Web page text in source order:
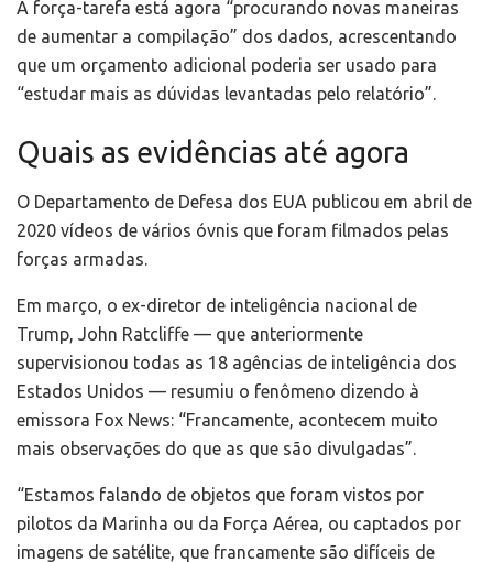
A força-tarefa está agora “procurando novas maneiras
de aumentar a compilação” dos dados, acrescentando
que um orçamento adicional poderia ser usado ​​para
“estudar mais as dúvidas levantadas pelo relatório”.
Quais as evidências até agora
O Departamento de Defesa dos EUA publicou em abril de
2020 vídeos de vários óvnis que foram filmados pelas
forças armadas.
Em março, o ex-diretor de inteligência nacional de
Trump, John Ratcliffe — que anteriormente
supervisionou todas as 18 agências de inteligência dos
Estados Unidos — resumiu o fenômeno dizendo à
emissora Fox News: “Francamente, acontecem muito
mais observações do que as que são divulgadas”.
“Estamos falando de objetos que foram vistos por
pilotos da Marinha ou da Força Aérea, ou captados por
imagens de satélite, que francamente são difíceis de